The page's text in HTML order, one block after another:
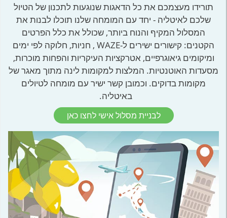
תורידו מעצמכם את כל הדאגות שנוגעות לתכנון של הטיול
שלכם לאיטליה - יחד עם המומחה שלנו תוכלו לבנות את
המסלול המקיף והנוח ביותר, שכולל את כלל הפרטים
הקטנים: קישורים ישירים ל-WAZE , חניות, חלוקה לפי ימים
ומיקומים גיאוגרפיים, אטרקציות העיקריות והפחות מוכרות,
מסעדות האוטנטיות. המלצות למקומות לינה מתוך מאגר של
מקומות בדוקים. וכמובן קשר ישיר עם מומחה לטיולים
באיטליה.
לבניית מסלול אישי לחצו כאן